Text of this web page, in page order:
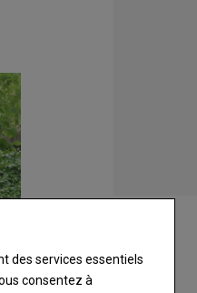
des services essentiels
consentez à